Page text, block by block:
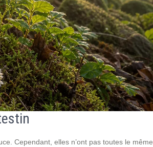
Cependant, elles n’ont pas toutes le même